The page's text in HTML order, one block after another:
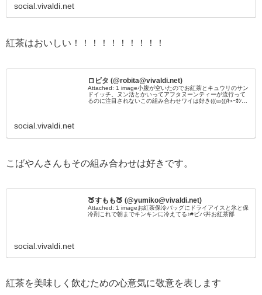
social.vivaldi.net
紅茶はおいしい！！！！！！！！！！
ロビタ (@robita@vivaldi.net)
Attached: 1 image小腹が空いたのでお紅茶とキュウリのサン
ドイッチ。ヌン活とかいってアフタヌーンティーが流行って
るのに注目されないこの組み合わせワイは好き(((🥒)))ｷｭｰｶﾝﾊﾞ
social.vivaldi.net
こばやんさんもその組み合わせは好きです。
🍑すもも🍑 (@yumiko@vivaldi.net)
Attached: 1 imageお紅茶保冷バッグにドライアイスと氷と保
冷剤これで朝までキンキンに冷えてる♪#ビバ丼お紅茶部
social.vivaldi.net
紅茶を美味しく飲むための心意気に敬意を表します